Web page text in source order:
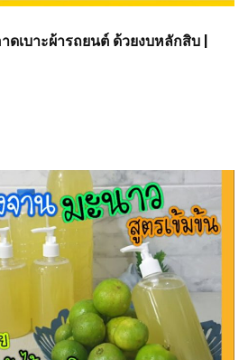
เบาะผ้ารถยนต์ ด้วยงบหลักสิบ |